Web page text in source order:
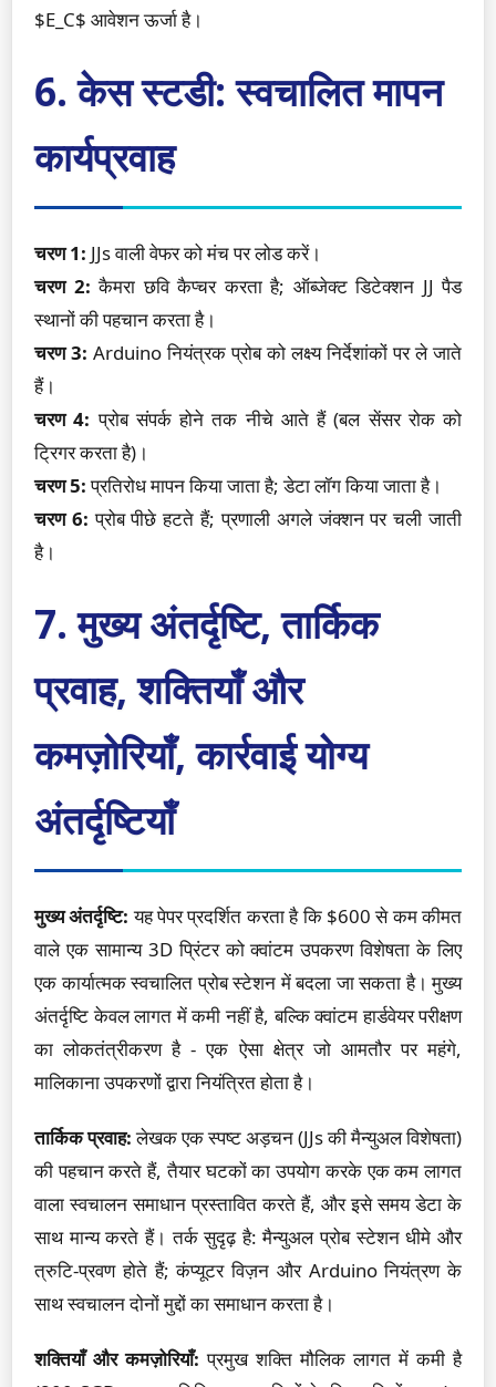
$E_C$ आवेशन ऊर्जा है।
6. केस स्टडी: स्वचालित मापन
कार्यप्रवाह
चरण 1: JJs वाली वेफर को मंच पर लोड करें।
चरण 2: कैमरा छवि कैप्चर करता है; ऑब्जेक्ट डिटेक्शन JJ पैड
स्थानों की पहचान करता है।
चरण 3: Arduino नियंत्रक प्रोब को लक्ष्य निर्देशांकों पर ले जाते
हैं।
चरण 4: प्रोब संपर्क होने तक नीचे आते हैं (बल सेंसर रोक को
ट्रिगर करता है)।
चरण 5:प्रतिरोध मापन किया जाता है; डेटा लॉग किया जाता है।
चरण 6: प्रोब पीछे हटते हैं; प्रणाली अगले जंक्शन पर चली जाती
है।
7. मुख्य अंतर्दृष्टि, तार्किक
प्रवाह, शक्तियाँ और
कमज़ोरियाँ, कार्रवाई योग्य
अंतर्दृष्टियाँ
मुख्य अंतर्दृष्टि: यह पेपर प्रदर्शित करता है कि $600 से कम कीमत
वाले एक सामान्य 3D प्रिंटर को क्वांटम उपकरण विशेषता के लिए
एक कार्यात्मक स्वचालित प्रोब स्टेशन में बदला जा सकता है। मुख्य
अंतर्दृष्टि केवल लागत में कमी नहीं है, बल्कि क्वांटम हार्डवेयर परीक्षण
का लोकतंत्रीकरण है - एक ऐसा क्षेत्र जो आमतौर पर महंगे,
मालिकाना उपकरणों द्वारा नियंत्रित होता है।
तार्किक प्रवाह:लेखक एक स्पष्ट अड़चन (JJs की मैन्युअल विशेषता)
की पहचान करते हैं, तैयार घटकों का उपयोग करके एक कम लागत
वाला स्वचालन समाधान प्रस्तावित करते हैं, और इसे समय डेटा के
साथ मान्य करते हैं। तर्क सुदृढ़ है: मैन्युअल प्रोब स्टेशन धीमे और
त्रुटि-प्रवण होते हैं; कंप्यूटर विज़न और Arduino नियंत्रण के
साथ स्वचालन दोनों मुद्दों का समाधान करता है।
शक्तियाँ और कमज़ोरियाँ: प्रमुख शक्ति मौलिक लागत में कमी है